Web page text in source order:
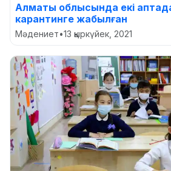
Алматы облысында екі
карантинге жабылған
Мәдениет•13 қыркүйек, 2021